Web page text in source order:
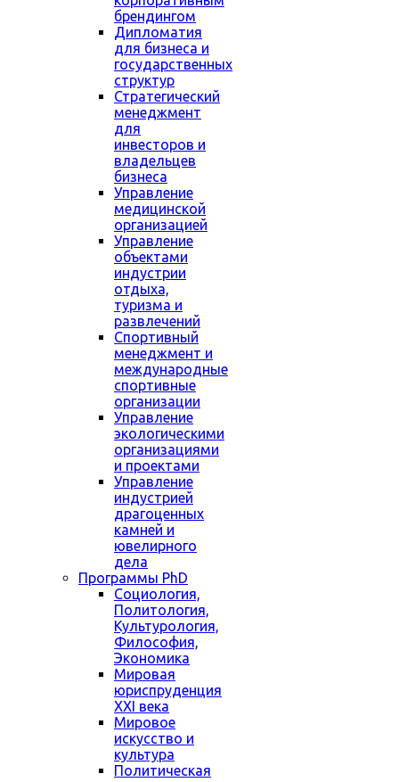
брендингом
Дипломатия
для бизнеса и
государственных
структур
Стратегический
менеджмент
для
инвесторов и
владельцев
бизнеса
Управление
медицинской
организацией
Управление
объектами
индустрии
отдыха,
туризма и
развлечений
Спортивный
менеджмент и
международные
спортивные
организации
Управление
экологическими
организациями
и проектами
Управление
индустрией
драгоценных
камней и
ювелирного
дела
Программы PhD
Социология,
Политология,
Культурология,
Философия,
Экономика
Мировая
юриспруденция
XXI века
Мировое
искусство и
культура
Политическая